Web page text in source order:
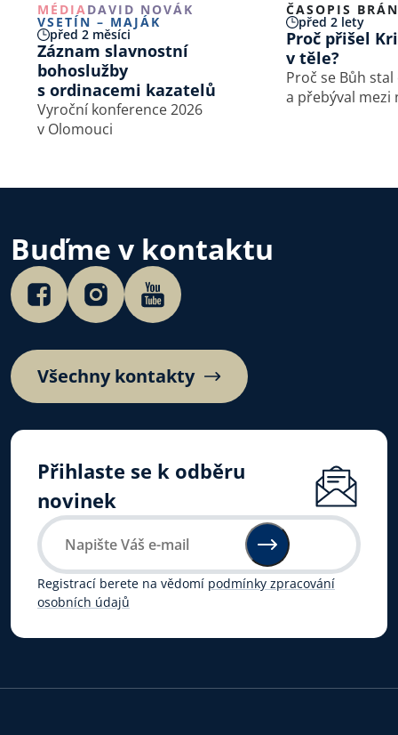
MÉDIADAVID NOVÁK
VSETÍN – MAJÁK
před 2 měsíci
Záznam slavnostní
bohoslužby
s ordinacemi kazatelů
Vyroční konference 2026
v Olomouci
ČASOPIS
před 2 lety
Proč přišel
v těle?
Proč se Bůh
a přebýval mezi
Buďme v kontaktu
Všechny kontakty
Přihlaste se k odběru
novinek
Registrací berete na vědomí podmínky zpracování
osobních údajů